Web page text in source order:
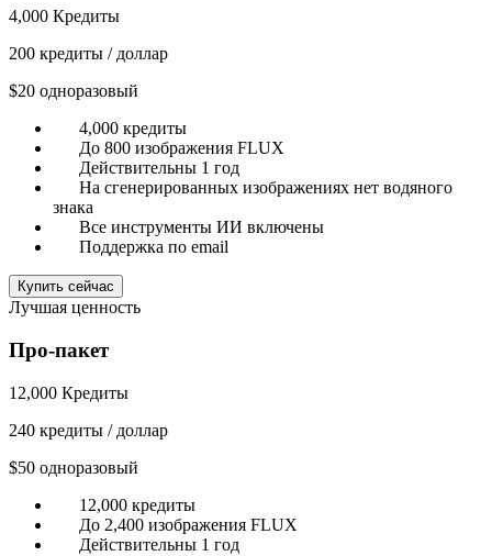
4,000 Кредиты
200 кредиты / доллар
$20 одноразовый
4,000 кредиты
До 800 изображения FLUX
Действительны 1 год
На сгенерированных изображениях нет водяного
знака
Все инструменты ИИ включены
Поддержка по email
Купить сейчас
Лучшая ценность
Про-пакет
12,000 Кредиты
240 кредиты / доллар
$50 одноразовый
12,000 кредиты
До 2,400 изображения FLUX
Действительны 1 год